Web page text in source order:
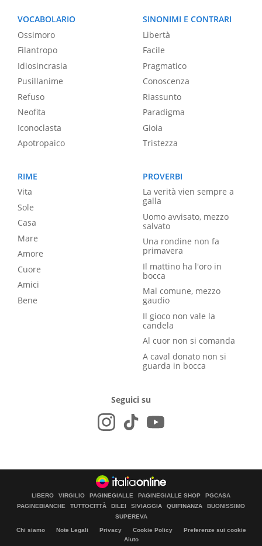
VOCABOLARIO
Ossimoro
Filantropo
Idiosincrasia
Pusillanime
Refuso
Neofita
Iconoclasta
Apotropaico
SINONIMI E CONTRARI
Libertà
Facile
Pragmatico
Conoscenza
Riassunto
Paradigma
Gioia
Tristezza
RIME
Vita
Sole
Casa
Mare
Amore
Cuore
Amici
Bene
PROVERBI
La verità vien sempre a
galla
Uomo avvisato, mezzo
salvato
Una rondine non fa
primavera
Il mattino ha l'oro in
bocca
Mal comune, mezzo
gaudio
Il gioco non vale la
candela
Al cuor non si comanda
A caval donato non si
guarda in bocca
Seguici su
LIBERO VIRGILIO PAGINEGIALLE PAGINEGIALLE SHOP
PGCASA
PAGINEBIANCHE
TUTTOCITTÀ DILEI SIVIAGGIA QUIFINANZA
BUONISSIMO
SUPEREVA
Chi siamo Note Legali Privacy Cookie Policy
Preferenze sui cookie
Aiuto